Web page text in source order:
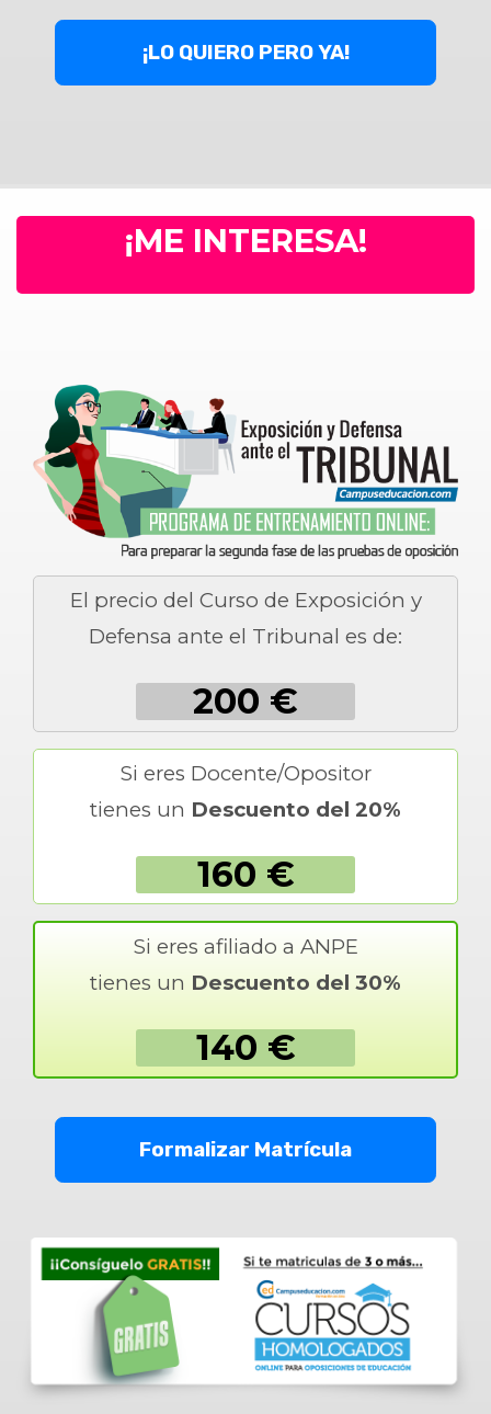
¡LO QUIERO PERO YA!
¡ME INTERESA!
El precio del Curso de Exposición y
Defensa ante el Tribunal es de:
200 €
Si eres Docente/Opositor
tienes un Descuento del 20%
160 €
Si eres afiliado a ANPE
tienes un Descuento del 30%
140 €
Formalizar Matrícula